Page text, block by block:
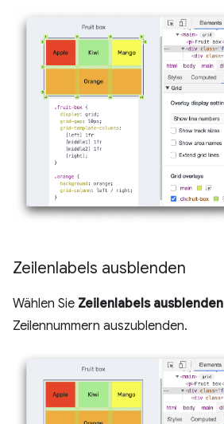
Zeilenlabels ausblenden
Wählen Sie Zeilenlabels ausblenden
Zeilennummern auszublenden.